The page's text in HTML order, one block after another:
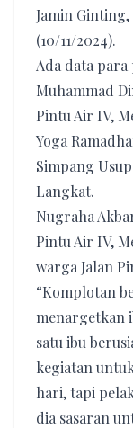
Jamin
(10/11/2024).
Ada data
Muhammad
Pintu Air IV,
Yoga
Simpang
Langkat.
Nugraha
Pintu Air IV,
warga Jalan
“Komplotan
menargetkan
satu ibu
kegiatan
hari, tapi
dia sasaran